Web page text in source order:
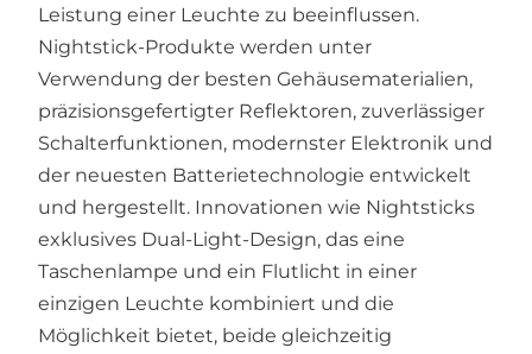
Leistung einer Leuchte zu beeinflussen.
Nightstick-Produkte werden unter
Verwendung der besten Gehäusematerialien,
präzisionsgefertigter Reflektoren, zuverlässiger
Schalterfunktionen, modernster Elektronik und
der neuesten Batterietechnologie entwickelt
und hergestellt. Innovationen wie Nightsticks
exklusives Dual-Light-Design, das eine
Taschenlampe und ein Flutlicht in einer
einzigen Leuchte kombiniert und die
Möglichkeit bietet, beide gleichzeitig